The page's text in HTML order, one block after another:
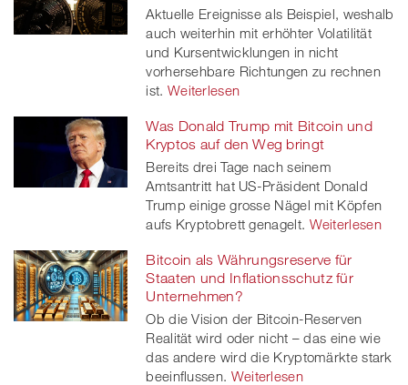
Aktuelle Ereignisse als Beispiel, weshalb
auch weiterhin mit erhöhter Volatilität
und Kursentwicklungen in nicht
vorhersehbare Richtungen zu rechnen
ist. Weiterlesen
Was Donald Trump mit Bitcoin und
Kryptos auf den Weg bringt
Bereits drei Tage nach seinem
Amtsantritt hat US-Präsident Donald
Trump einige grosse Nägel mit Köpfen
aufs Kryptobrett genagelt. Weiterlesen
Bitcoin als Währungsreserve für
Staaten und Inflationsschutz für
Unternehmen?
Ob die Vision der Bitcoin-Reserven
Realität wird oder nicht – das eine wie
das andere wird die Kryptomärkte stark
beeinflussen. Weiterlesen